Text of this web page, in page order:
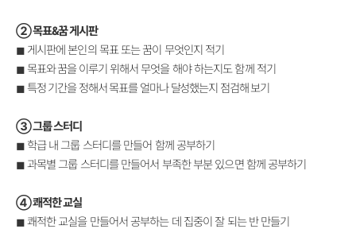
② 목표&꿈 게시판
◼ 게시판에 본인의 목표 또는 꿈이 무엇인지 적기
◼ 목표와 꿈을 이루기 위해서 무엇을 해야 하는지도 함께 적기
◼ 특정 기간을 정해서 목표를 얼마나 달성했는지 점검해 보기
③그룹 스터디
◼ 학급 내 그룹 스터디를 만들어 함께 공부하기
◼과목별 그룹 스터디를 만들어서 부족한 부분 있으면 함께 공부하기
④쾌적한 교실
◼쾌적한 교실을 만들어서 공부하는 데 집중이 잘 되는 반 만들기